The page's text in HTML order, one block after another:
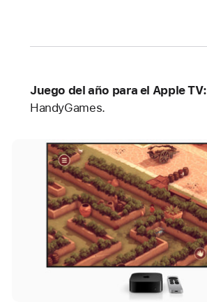
Juego del año para el Apple TV:
HandyGames.